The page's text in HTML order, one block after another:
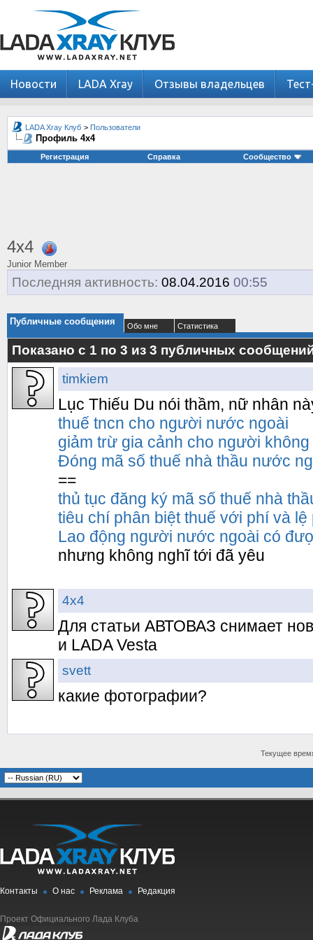
Новости LADA Xray Отзывы владельцев
LADA Xray Клуб > Пользователи
Профиль 4х4
Регистрация Справка Сообщество
4х4
Junior Member
Последняя активность: 08.04.2016 00:55
Публичные сообщения Обо мне Статистика
Показано с 1 по 3 из 3 публичных
timkiem
Lục Thiếu Du nói thầm, nữ nhân
thuế tncn cho người nước ngoài
giảm trừ gia cảnh cho người
Đóng mã số thuế nhà thầu nước
==
thủ tục đăng ký mã số thuế nhà
tiêu chí phân biệt thuế với phí và lệ
Lao động người nước ngoài có
nhưng không nghĩ tới đã yêu
4х4
Для статьи АВТОВАЗ снимает
и LADA Vesta
svett
какие фотографии?
Текущее
Контакты О нас Реклама Редакция
Проект Официального Лада Клуба